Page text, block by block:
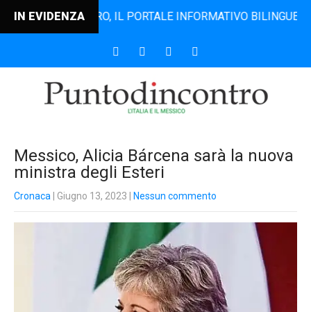
IN EVIDENZA IL PORTALE INFORMATIVO BILINGUE CHE
Messico, Alicia Bárcena sarà la nuova
ministra degli Esteri
Cronaca | Giugno 13, 2023 Nessun commento